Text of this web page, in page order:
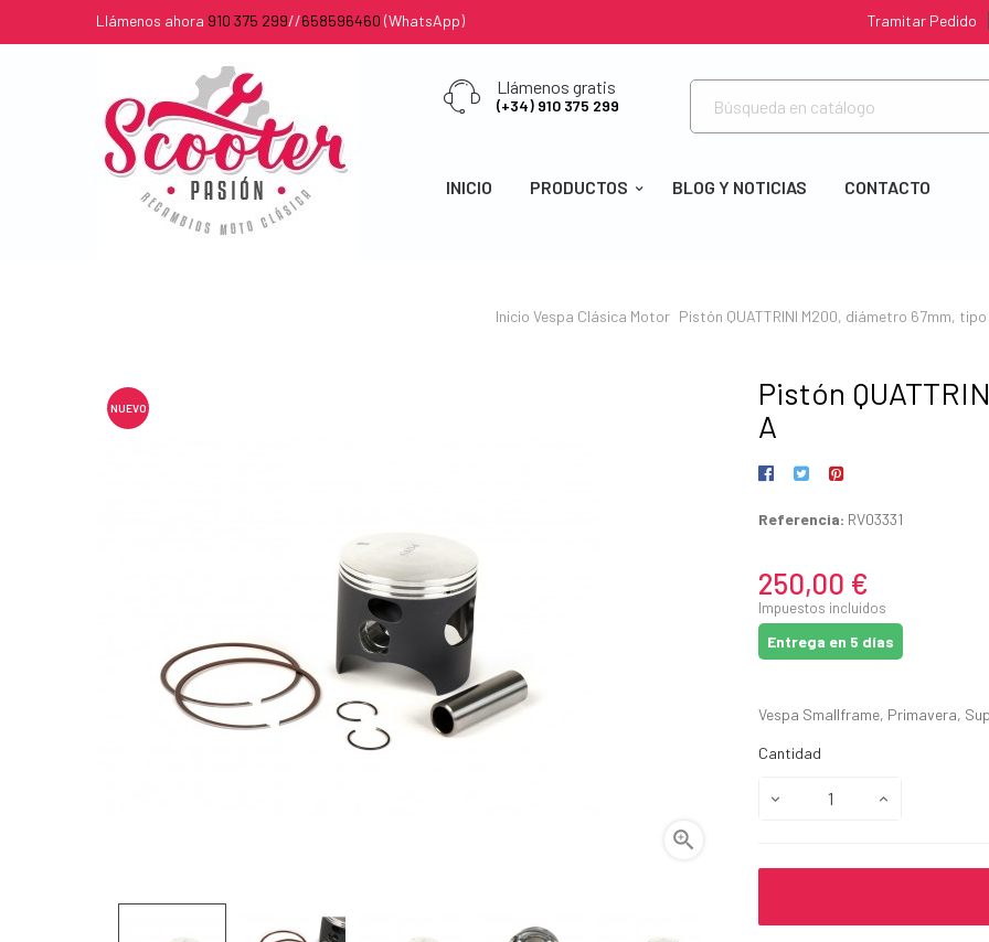
Llámenos ahora 910 375 299//658596460 (WhatsApp) Tramitar Pedido
Llámenos gratis
(+34) 910 375 299
INICIO PRODUCTOS BLOG Y NOTICIAS CONTACTO
Inicio Vespa Clásica Motor Pistón QUATTRINI M200, diámetro 67mm, tipo
NUEVO

Pistón
A
Referencia: RV03331
250,00 €
Impuestos incluidos
Entrega en 5 días
Vespa Smallframe, Primavera,
Cantidad